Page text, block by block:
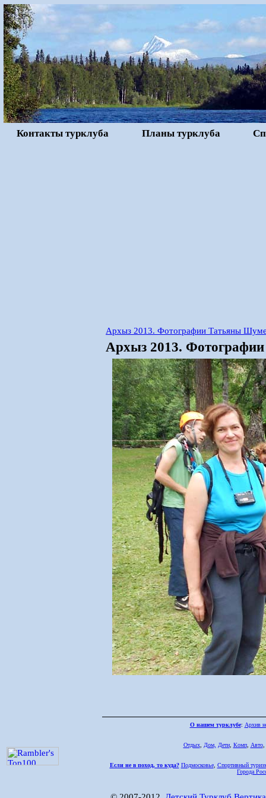
Контакты турклуба Планы турклуба
Архыз 2013. Фотографии Татьяны
Архыз 2013.
О нашем турклубе: Архив
Отдых, Дом, Дети, Комп, Авто,
Если не в поход, то куда? Подмосковье, Спортивный
Города